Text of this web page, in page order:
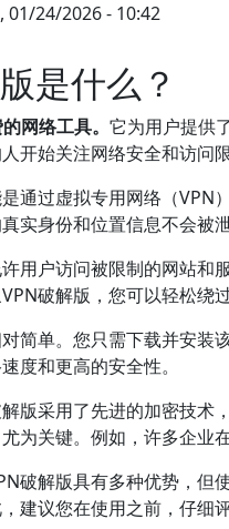
01/24/2026 - 10:42
是什么？
网络工具。 它为用户提供
开始关注网络安全和访问
通过虚拟专用网络（
实身份和位置信息不会被
用户访问被限制的网站
破解版，您可以轻松绕
简单。您只需下载并安装
度和更高的安全性。
版采用了先进的加密技
为关键。例如，许多企业
破解版具有多种优势，
建议您在使用之前，仔细